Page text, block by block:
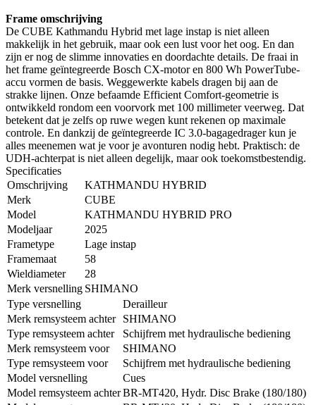
Frame omschrijving
De CUBE Kathmandu Hybrid met lage instap is niet alleen
makkelijk in het gebruik, maar ook een lust voor het oog. En dan
zijn er nog de slimme innovaties en doordachte details. De fraai in
het frame geïntegreerde Bosch CX-motor en 800 Wh PowerTube-
accu vormen de basis. Weggewerkte kabels dragen bij aan de
strakke lijnen. Onze befaamde Efficient Comfort-geometrie is
ontwikkeld rondom een voorvork met 100 millimeter veerweg. Dat
betekent dat je zelfs op ruwe wegen kunt rekenen op maximale
controle. En dankzij de geïntegreerde IC 3.0-bagagedrager kun je
alles meenemen wat je voor je avonturen nodig hebt. Praktisch: de
UDH-achterpat is niet alleen degelijk, maar ook toekomstbestendig.
Specificaties
Omschrijving
KATHMANDU HYBRID
Merk
CUBE
Model
KATHMANDU HYBRID PRO
Modeljaar
2025
Frametype
Lage instap
Framemaat
58
Wieldiameter
28
Merk versnelling SHIMANO
Type versnelling
Derailleur
Merk remsysteem achter
SHIMANO
Type remsysteem achter
Schijfrem met hydraulische bediening
Merk remsysteem voor
SHIMANO
Type remsysteem voor
Schijfrem met hydraulische bediening
Model versnelling
Cues
Model remsysteem achterBR-MT420, Hydr. Disc Brake (180/180)